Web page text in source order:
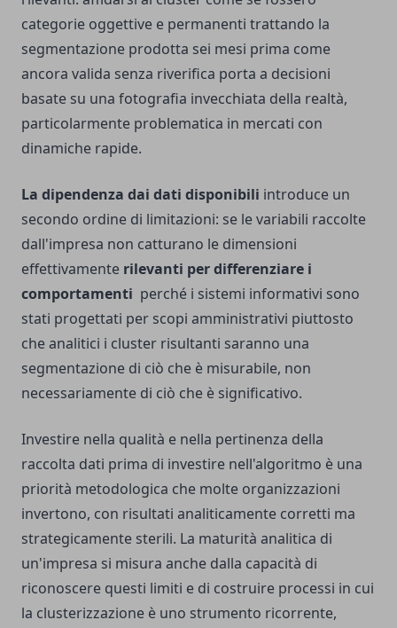
categorie oggettive e permanenti trattando la
segmentazione prodotta sei mesi prima come
ancora valida senza riverifica porta a decisioni
basate su una fotografia invecchiata della realtà,
particolarmente problematica in mercati con
dinamiche rapide.
La dipendenza dai dati disponibili introduce un
secondo ordine di limitazioni: se le variabili raccolte
dall'impresa non catturano le dimensioni
effettivamente rilevanti per differenziare i
comportamenti perché i sistemi informativi sono
stati progettati per scopi amministrativi piuttosto
che analitici i cluster risultanti saranno una
segmentazione di ciò che è misurabile, non
necessariamente di ciò che è significativo.
Investire nella qualità e nella pertinenza della
raccolta dati prima di investire nell'algoritmo è una
priorità metodologica che molte organizzazioni
invertono, con risultati analiticamente corretti ma
strategicamente sterili. La maturità analitica di
un'impresa si misura anche dalla capacità di
riconoscere questi limiti e di costruire processi in cui
la clusterizzazione è uno strumento ricorrente,